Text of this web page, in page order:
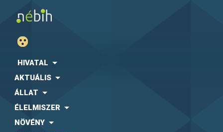
HIVATAL
AKTUÁLIS
ÁLLAT
ÉLELMISZER
NÖVÉNY